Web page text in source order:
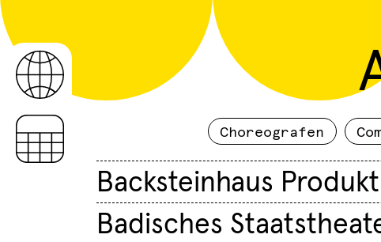
Choreografen
Backsteinhaus
Badisches